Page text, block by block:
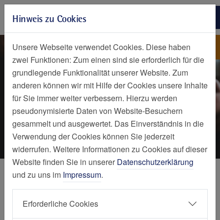
Zur Hauptnavigation springen
Zum Seiteninhalt springen
Zum Seitenende springen
Erweiterte ambulante
Erweiterte ambulante
Physiotherapie (EAP)
Ihr Weg zu einer nachhaltigen
Genesung
Hinweis zu Cookies
Unsere Webseite verwendet Cookies. Diese haben
zwei Funktionen: Zum einen sind sie erforderlich für die
grundlegende Funktionalität unserer Website. Zum
anderen können wir mit Hilfe der Cookies unsere Inhalte
für Sie immer weiter verbessern. Hierzu werden
pseudonymisierte Daten von Website-Besuchern
gesammelt und ausgewertet. Das Einverständnis in die
Verwendung der Cookies können Sie jederzeit
widerrufen. Weitere Informationen zu Cookies auf dieser
Website finden Sie in unserer Datenschutzerklärung
und zu uns im Impressum.
Erforderliche Cookies